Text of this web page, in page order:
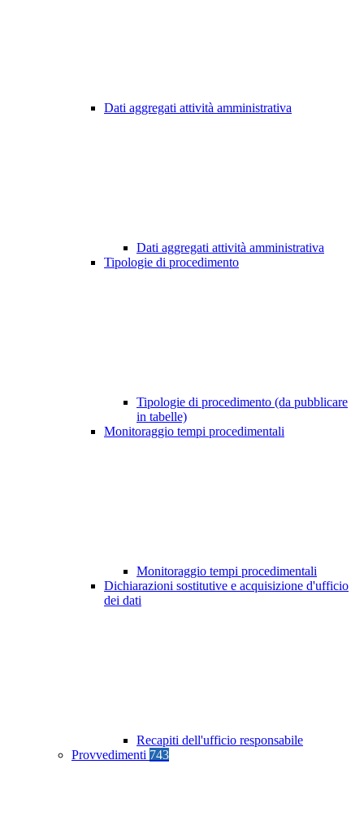
Dati aggregati attività amministrativa
Dati aggregati attività amministrativa
Tipologie di procedimento
Tipologie di procedimento (da pubblicare
in tabelle)
Monitoraggio tempi procedimentali
Monitoraggio tempi procedimentali
Dichiarazioni sostitutive e acquisizione d'ufficio
dei dati
Recapiti dell'ufficio responsabile
Provvedimenti 743